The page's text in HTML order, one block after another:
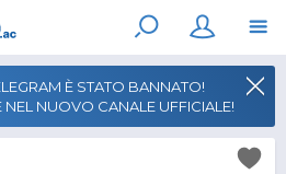
È STATO BANNATO!
NEL NUOVO CANALE UFFICIALE!